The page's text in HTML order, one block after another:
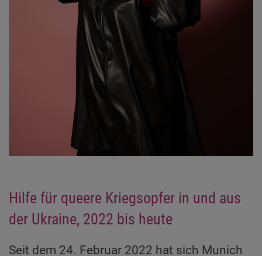
Hilfe für queere Kriegsopfer in und aus
der Ukraine, 2022 bis heute
Seit dem 24. Februar 2022 hat sich Munich